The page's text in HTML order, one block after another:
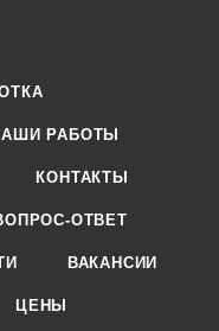
РАБОТЫ
КОНТАКТЫ
ОТВЕТ
ВАКАНСИИ
ЦЕНЫ